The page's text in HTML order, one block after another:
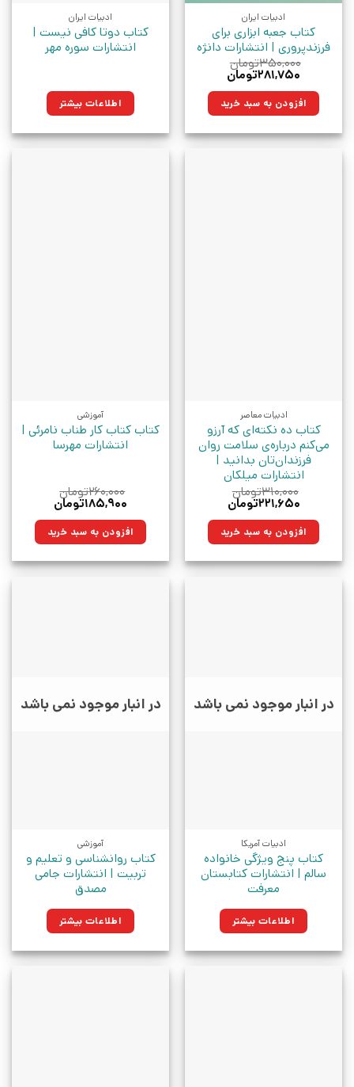
ادبیات ایران
کتاب جعبه ابزاری برای
فرزندپروری | انتشارات دانژه
۳۵۰,۰۰۰تومان
قیمت
۳۵۰,۰۰۰تومان
بود.
۲۸۱,۷۵۰تومان
۲۸۱,۷۵۰تومان.افزودن به سبد خرید
ادبیات ایران
کتاب دوتا کافی نیست |
انتشارات سوره مهر
اطلاعات بیشتر
ادبیات معاصر
کتاب ده نکته‌ای که آرزو
می‌کنم درباره‌ی سلامت روان
فرزندان‌تان بدانید |
انتشارات میلکان
۳۱۰,۰۰۰تومان
قیمت
۳۱۰,۰۰۰تومان
بود.
۲۲۱,۶۵۰تومان
۲۲۱,۶۵۰تومان.افزودن به سبد خرید
آموزشی
کتاب کتاب کار طناب نامرئی |
انتشارات مهرسا
۲۶۰,۰۰۰تومان
قیمت
۲۶۰,۰۰۰تومان
بود.
۱۸۵,۹۰۰تومان
۱۸۵,۹۰۰تومان.افزودن به سبد خرید
در انبار موجود نمی باشد
ادبیات آمریکا
کتاب پنج ویژگی خانواده
سالم | انتشارات کتابستان
معرفت
اطلاعات بیشتر
در انبار موجود نمی باشد
آموزشی
کتاب روانشناسی و تعلیم و
تربیت | انتشارات جامی
مصدق
اطلاعات بیشتر